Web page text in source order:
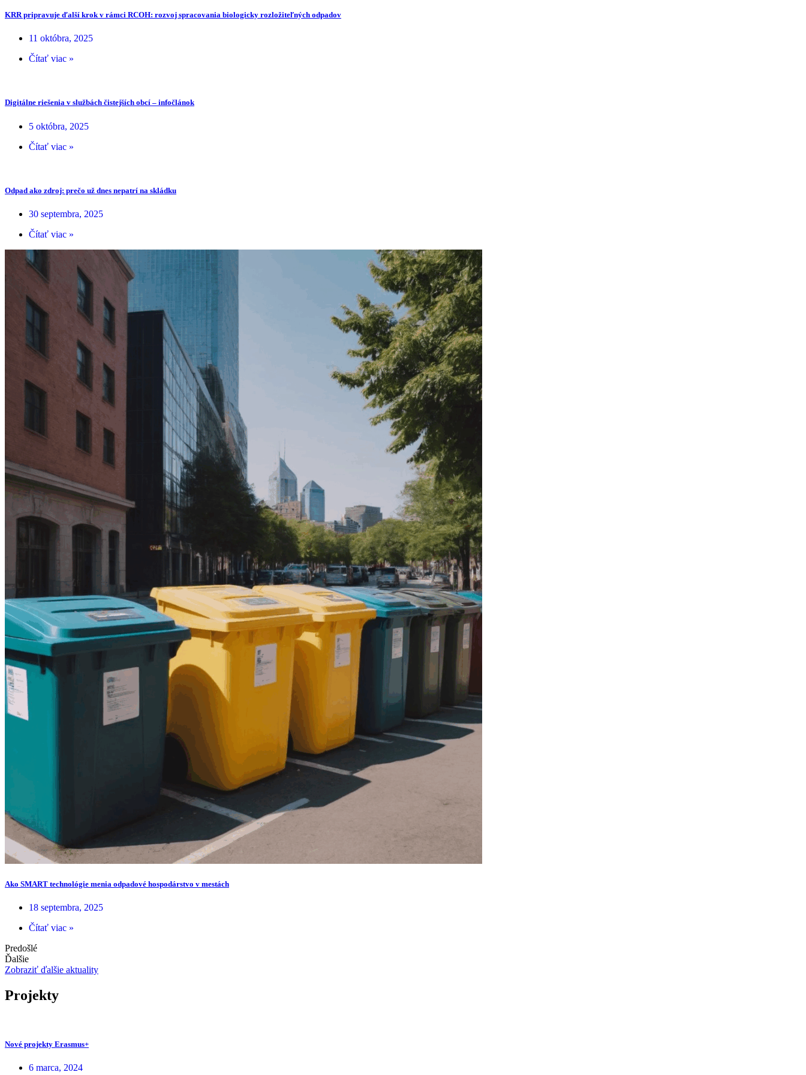
KRR pripravuje ďalší krok v rámci RCOH: rozvoj spracovania biologicky rozložiteľných odpadov
11 októbra, 2025
Čítať viac »
Digitálne riešenia v službách čistejších obcí – infočlánok
5 októbra, 2025
Čítať viac »
Odpad ako zdroj: prečo už dnes nepatrí na skládku
30 septembra, 2025
Čítať viac »
Ako SMART technológie menia odpadové hospodárstvo v mestách
18 septembra, 2025
Čítať viac »
Predošlé
Ďalšie
Zobraziť ďalšie aktuality
Projekty
Nové projekty Erasmus+
6 marca, 2024